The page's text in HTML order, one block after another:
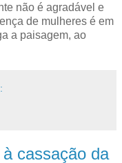
não é agradável e
de mulheres é em
a paisagem, ao
cassação da